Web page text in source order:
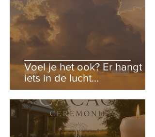
Voel je het ook? Er hangt
iets in de lucht...